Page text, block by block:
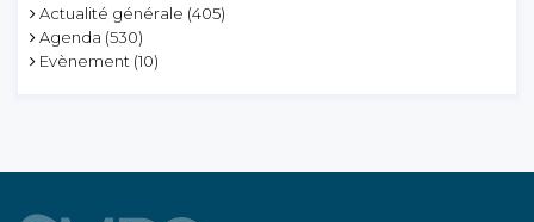
Actualité générale (405)
Agenda (530)
Evènement (10)